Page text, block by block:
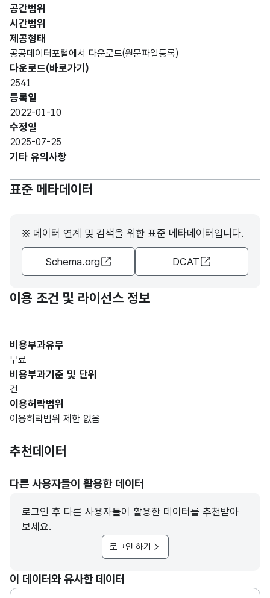
공간범위
시간범위
제공형태
공공데이터포털에서 다운로드(원문파일등록)
다운로드(바로가기)
2541
등록일
2022-01-10
수정일
2025-07-25
기타 유의사항
표준 메타데이터
※ 데이터 연계 및 검색을 위한 표준 메타데이터입니다.
Schema.org DCAT
이용 조건 및 라이선스 정보
비용부과유무
무료
비용부과기준 및 단위
건
이용허락범위
이용허락범위 제한 없음
추천데이터
다른 사용자들이 활용한 데이터
로그인 후 다른 사용자들이 활용한 데이터를 추천받아
보세요.
로그인 하기
이 데이터와 유사한 데이터